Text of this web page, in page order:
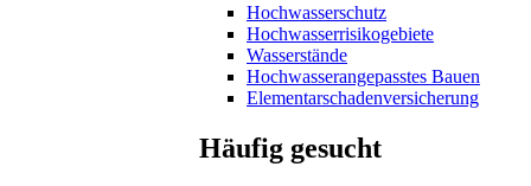
Hochwasserschutz
Hochwasserrisikogebiete
Wasserstände
Hochwasserangepasstes Bauen
Elementarschadenversicherung
Häufig gesucht